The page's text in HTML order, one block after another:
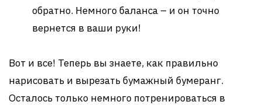
обратно. Немного баланса – и он точно
вернется в ваши руки!
Вот и все! Теперь вы знаете, как правильно
нарисовать и вырезать бумажный бумеранг.
Осталось только немного потренироваться в